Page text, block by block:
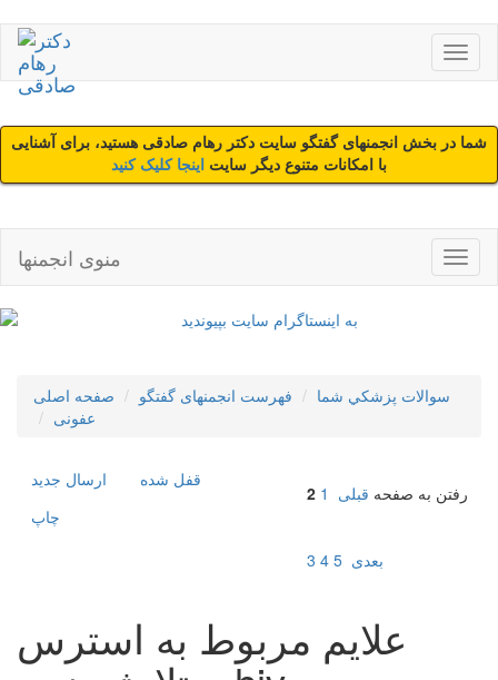
شما در بخش انجمنهای گفتگو سایت دکتر رهام صادقی هستید، برای آشنایی
با امکانات متنوع دیگر سایت اینجا کلیک کنید
منوی انجمنها
صفحه اصلی فهرست انجمنهای گفتگو
سوالات پزشکي شما
عفونی
ارسال جديد
قفل شده
چاپ
رفتن به صفحه قبلی 1
2
3 4 5 بعدی
علایم مربوط به استرس